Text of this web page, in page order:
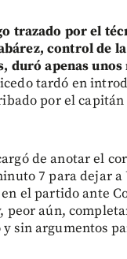
trazado por el
control de
duró apenas
tardó en
por el
de anotar el
7 para dejar a
el partido ante
peor aún,
y sin argumentos